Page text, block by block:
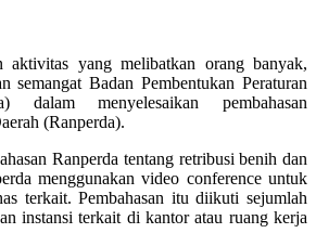
aktivitas yang melibatkan orang banyak,
semangat Badan Pembentukan Peraturan
) dalam menyelesaikan pembahasan
(Ranperda).
Ranperda tentang retribusi benih dan
menggunakan video conference untuk
terkait. Pembahasan itu diikuti sejumlah
instansi terkait di kantor atau ruang kerja